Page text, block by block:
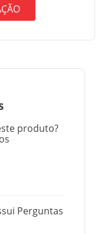
produto?
Perguntas